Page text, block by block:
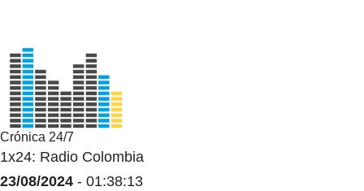
Crónica 24/7
1x24: Radio Colombia
23/08/2024 - 01:38:13